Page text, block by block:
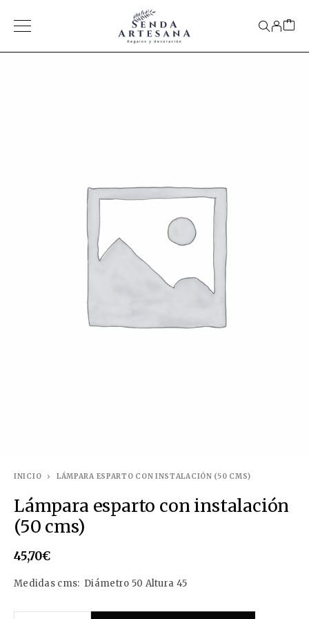
INICIO LÁMPARA ESPARTO CON INSTALACIÓN (50 CMS)
Lámpara esparto con instalación
(50 cms)
45,70€
Medidas cms: Diámetro 50 Altura 45